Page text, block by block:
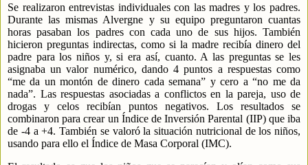
Se realizaron entrevistas individuales con las madres y los padres.
Durante las mismas Alvergne y su equipo preguntaron cuantas
horas pasaban los padres con cada uno de sus hijos. También
hicieron preguntas indirectas, como si la madre recibía dinero del
padre para los niños y, si era así, cuanto. A las preguntas se les
asignaba un valor numérico, dando 4 puntos a respuestas como
“me da un montón de dinero cada semana” y cero a “no me da
nada”. Las respuestas asociadas a conflictos en la pareja, uso de
drogas y celos recibían puntos negativos. Los resultados se
combinaron para crear un Índice de Inversión Parental (IIP) que iba
de -4 a +4. También se valoró la situación nutricional de los niños,
usando para ello el Índice de Masa Corporal (IMC).